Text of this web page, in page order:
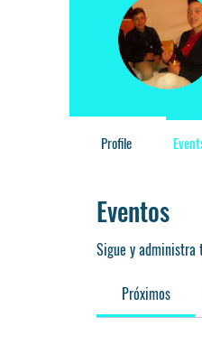
Eventos
Sigue y administra
Próximos
Profile